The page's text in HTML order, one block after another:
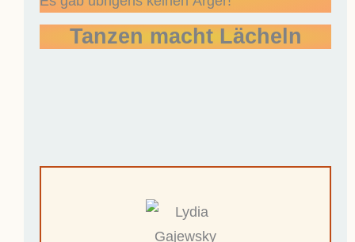
Tanzen macht Lächeln